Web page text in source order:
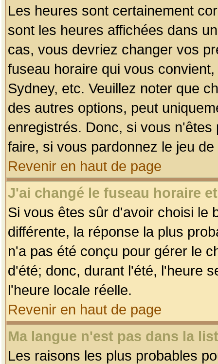
Les heures sont certainement
sont les heures affichées dans
cas, vous devriez changer vos
fuseau horaire qui vous
Sydney, etc. Veuillez noter que
des autres options, peut
enregistrés. Donc, si vous
faire, si vous pardonnez le jeu
Revenir en haut de page
J'ai changé le fuseau horaire
Si vous êtes sûr d'avoir choisi le
différente, la réponse la plus
n'a pas été conçu pour gérer le
d'été; donc, durant l'été, l'heure
l'heure locale réelle.
Revenir en haut de page
Ma langue n'est pas dans la
Les raisons les plus probables